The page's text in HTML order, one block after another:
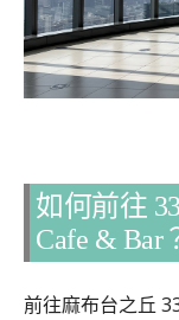
如何前往
Cafe & Bar
前往麻布台之丘